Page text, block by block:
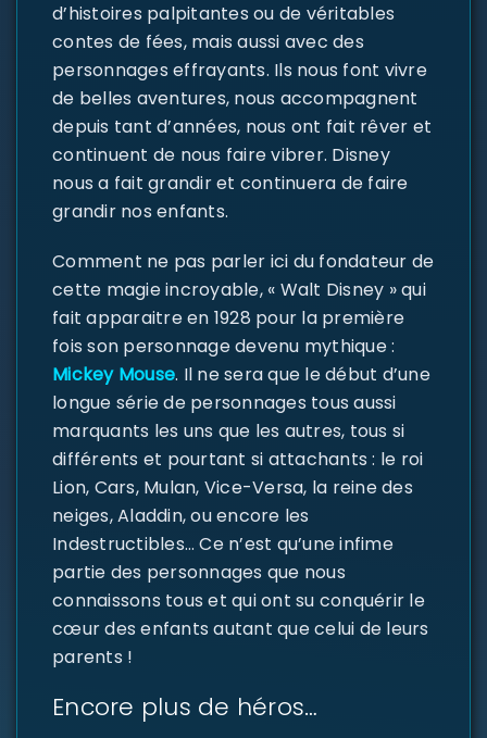
d’histoires palpitantes ou de véritables
contes de fées, mais aussi avec des
personnages effrayants. Ils nous font vivre
de belles aventures, nous accompagnent
depuis tant d’années, nous ont fait rêver et
continuent de nous faire vibrer. Disney
nous a fait grandir et continuera de faire
grandir nos enfants.
Comment ne pas parler ici du fondateur de
cette magie incroyable, « Walt Disney » qui
fait apparaitre en 1928 pour la première
fois son personnage devenu mythique :
Mickey Mouse. Il ne sera que le début d’une
longue série de personnages tous aussi
marquants les uns que les autres, tous si
différents et pourtant si attachants : le roi
Lion, Cars, Mulan, Vice-Versa, la reine des
neiges, Aladdin, ou encore les
Indestructibles… Ce n’est qu’une infime
partie des personnages que nous
connaissons tous et qui ont su conquérir le
cœur des enfants autant que celui de leurs
parents !
Encore plus de héros…